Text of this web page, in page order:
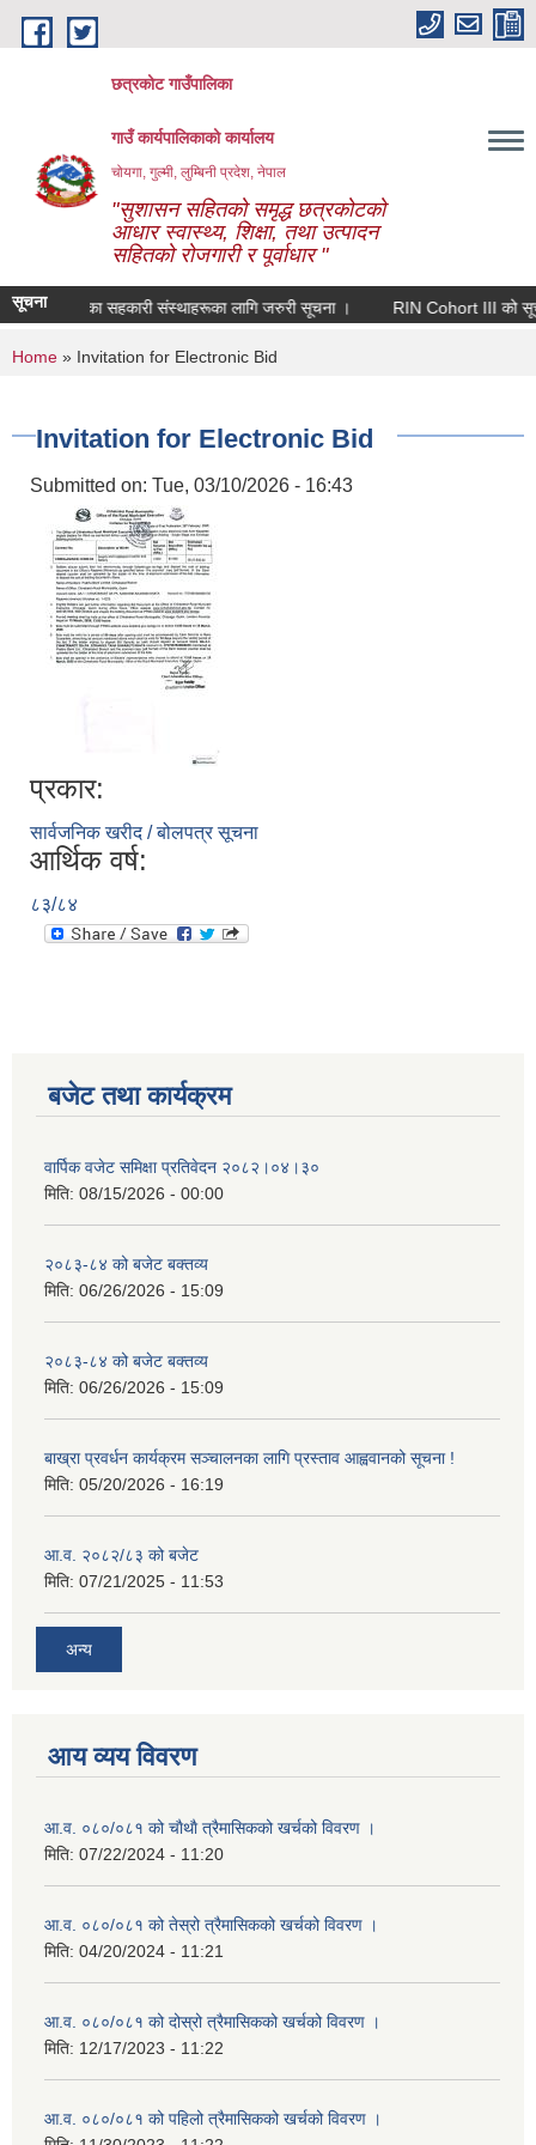
Skip to main content
छत्रकोट गाउँपालिका
गाउँ कार्यपालिकाको कार्यालय
चोयगा, गुल्मी, लुम्बिनी प्रदेश, नेपाल
"सुशासन सहितको समृद्ध छत्रकोटको
आधार स्वास्थ्य, शिक्षा, तथा उत्पादन
सहितको रोजगारी र पूर्वाधार "
सूचना भएका सहकारी संस्थाहरूका लागि जरुरी सूचना । RIN Cohort III को सूचना
You are here
Home » Invitation for Electronic Bid
Invitation for Electronic Bid
Submitted on: Tue, 03/10/2026 - 16:43
प्रकार:
सार्वजनिक खरीद / बोलपत्र सूचना
आर्थिक वर्ष:
८३/८४
बजेट तथा कार्यक्रम
वार्पिक वजेट समिक्षा प्रतिवेदन २०८२।०४।३०
मिति: 08/15/2026 - 00:00
२०८३-८४ को बजेट बक्तव्य
मिति: 06/26/2026 - 15:09
२०८३-८४ को बजेट बक्तव्य
मिति: 06/26/2026 - 15:09
बाख्रा प्रवर्धन कार्यक्रम सञ्चालनका लागि प्रस्ताव आह्ववानको सूचना !
मिति: 05/20/2026 - 16:19
आ.व. २०८२/८३ को बजेट
मिति: 07/21/2025 - 11:53
अन्य
आय व्यय विवरण
आ.व. ०८०/०८१ को चाैथाै त्रैमासिकको खर्चको विवरण ।
मिति: 07/22/2024 - 11:20
आ.व. ०८०/०८१ को तेस्रो त्रैमासिकको खर्चको विवरण ।
मिति: 04/20/2024 - 11:21
आ.व. ०८०/०८१ को दोस्रो त्रैमासिकको खर्चको विवरण ।
मिति: 12/17/2023 - 11:22
आ.व. ०८०/०८१ को पहिलो त्रैमासिकको खर्चको विवरण ।